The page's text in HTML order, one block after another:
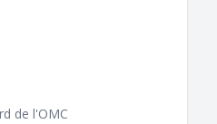
de l'OMC